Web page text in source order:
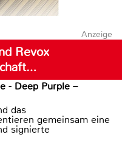
Anzeige
Revox
- Deep Purple –
das
gemeinsam eine
signierte